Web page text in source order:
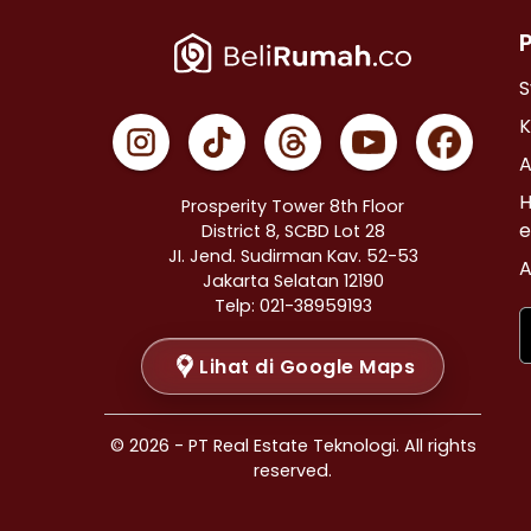
Properti Dijual di Johar Baru >
Properti Dijual di Menteng >
Properti Dijual di Tanah Abang >
Properti Dijual di Kramat >
Properti Dijual di Bendungan Hilir >
Properti Dijual di Jakarta Selatan >
Properti Dijual di Cilandak >
Properti Dijual di Gandaria Selatan >
Properti Dijual di Cipete Selatan >
Properti Dijual di Lenteng Agung >
Properti Dijual di Pondok Pinang >
Properti Dijual di Kebayoran Baru >
Properti Dijual di Mampang Prapatan >
Prosperity Tower 8th Floor
District 8, SCBD Lot 28
JI. Jend. Sudirman Kav. 52-53
Jakarta Selatan 12190
Telp: 021-38959193
Lihat di Google Maps
© 2026 - PT Real Estate Teknologi. All rights
reserved.